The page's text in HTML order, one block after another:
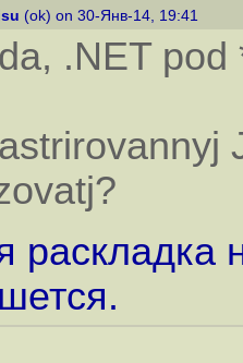
(ok) on 30-Янв-14, 19:41
.NET
раскладка